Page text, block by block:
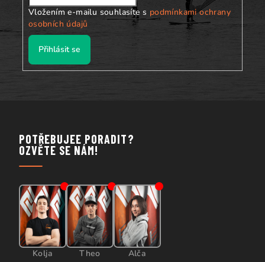
Vložením e-mailu souhlasíte s podmínkami ochrany
osobních údajů
Přihlásit se
POTŘEBUJEE PORADIT?
OZVĚTE SE NÁM!
Kolja Theo Alča